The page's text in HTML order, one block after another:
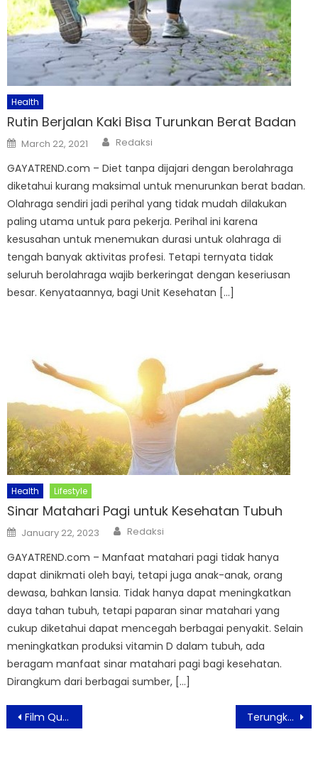
Health
Rutin Berjalan Kaki Bisa Turunkan Berat Badan
Posted
on
March 22, 2021 Author
Redaksi
GAYATREND.com – Diet tanpa dijajari dengan berolahraga
diketahui kurang maksimal untuk menurunkan berat badan.
Olahraga sendiri jadi perihal yang tidak mudah dilakukan
paling utama untuk para pekerja. Perihal ini karena
kesusahan untuk menemukan durasi untuk olahraga di
tengah banyak aktivitas profesi. Tetapi ternyata tidak
seluruh berolahraga wajib berkeringat dengan keseriusan
besar. Kenyataannya, bagi Unit Kesehatan […]
Health Lifestyle
Sinar Matahari Pagi untuk Kesehatan Tubuh
Posted
on
January 22, 2023 Author
Redaksi
GAYATREND.com – Manfaat matahari pagi tidak hanya
dapat dinikmati oleh bayi, tetapi juga anak-anak, orang
dewasa, bahkan lansia. Tidak hanya dapat meningkatkan
daya tahan tubuh, tetapi paparan sinar matahari yang
cukup diketahui dapat mencegah berbagai penyakit. Selain
meningkatkan produksi vitamin D dalam tubuh, ada
beragam manfaat sinar matahari pagi bagi kesehatan.
Dirangkum dari berbagai sumber, […]
Post
navigation
Film Quarantine Tiles Siap Tayang Eksklusive di Bioskop Online Terungkap, 8 Penyebab Koneksi WiFi Rumah Jadi Lambat